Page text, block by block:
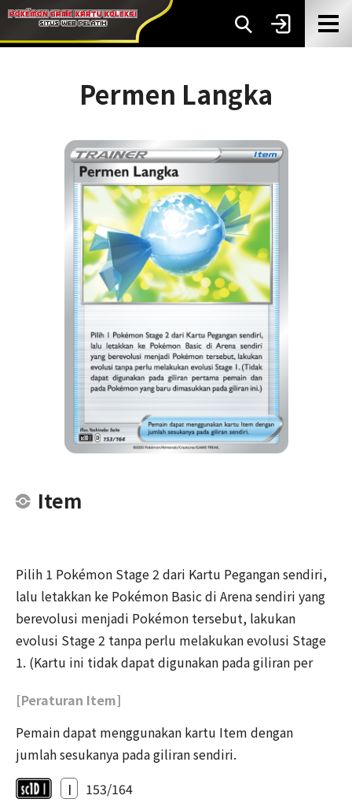
Permen Langka
Item
Pilih 1 Pokémon Stage 2 dari Kartu Pegangan sendiri,
lalu letakkan ke Pokémon Basic di Arena sendiri yang
berevolusi menjadi Pokémon tersebut, lakukan
evolusi Stage 2 tanpa perlu melakukan evolusi Stage
1. (Kartu ini tidak dapat digunakan pada giliran per
[Peraturan Item]
Pemain dapat menggunakan kartu Item dengan
jumlah sesukanya pada giliran sendiri.
I 153/164